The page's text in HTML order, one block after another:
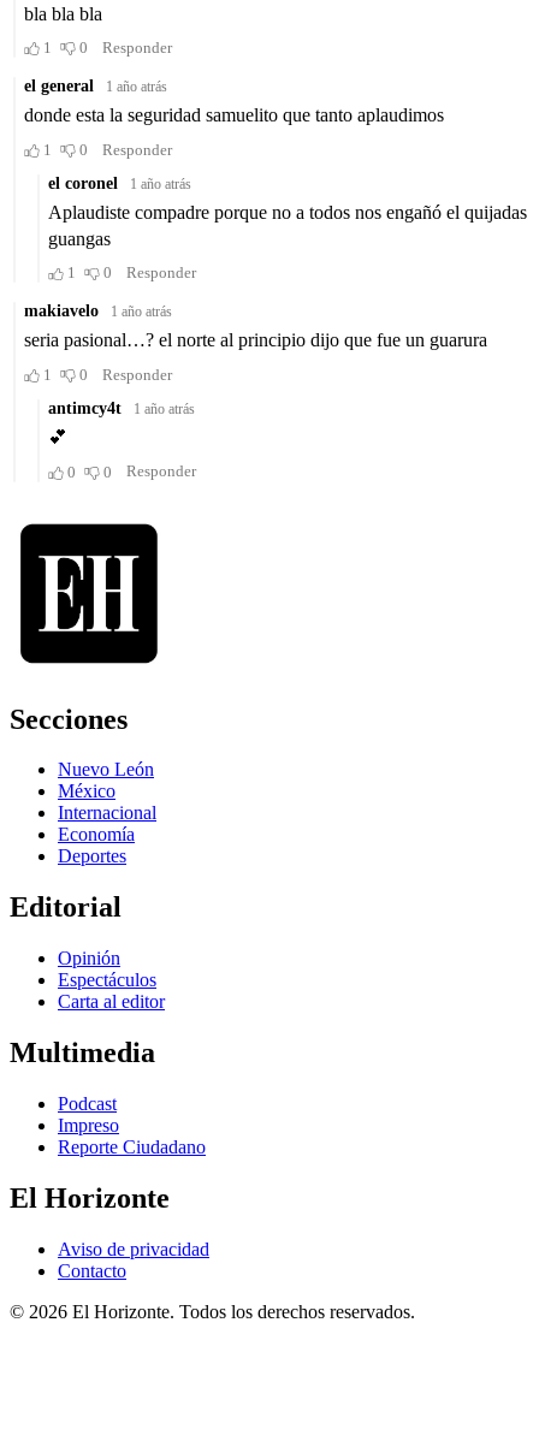
Secciones
Nuevo León
México
Internacional
Economía
Deportes
Editorial
Opinión
Espectáculos
Carta al editor
Multimedia
Podcast
Impreso
Reporte Ciudadano
El Horizonte
Aviso de privacidad
Contacto
© 2026 El Horizonte. Todos los derechos reservados.